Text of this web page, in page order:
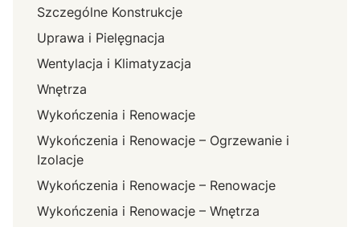
Szczególne Konstrukcje
Uprawa i Pielęgnacja
Wentylacja i Klimatyzacja
Wnętrza
Wykończenia i Renowacje
Wykończenia i Renowacje – Ogrzewanie i
Izolacje
Wykończenia i Renowacje – Renowacje
Wykończenia i Renowacje – Wnętrza